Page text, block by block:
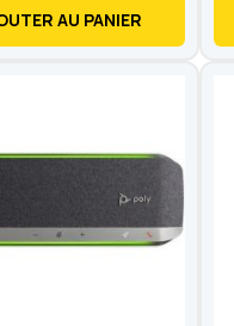
AU PANIER